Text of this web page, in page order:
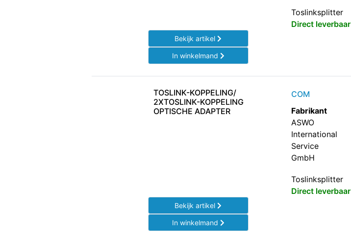
Toslinksplitter
Direct leverbaar
Bekijk artikel
In winkelmand
TOSLINK-KOPPELING/
2XTOSLINK-KOPPELING
OPTISCHE ADAPTER
COM
Fabrikant
ASWO
International
Service
GmbH
Toslinksplitter
Direct leverbaar
Bekijk artikel
In winkelmand